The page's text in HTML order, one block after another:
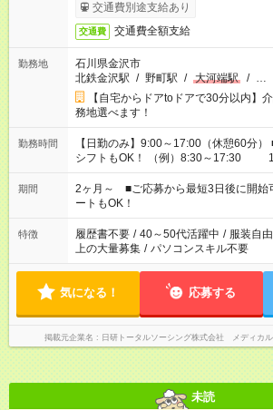
交通費別途支給あり
交通費 交通費全額支給
勤務地
石川県金沢市
北鉄金沢駅 / 野町駅 / 大河端駅 / …
【自宅からドアtoドアで30分以内】
務地選べます！
勤務時間
【日勤のみ】9:00～17:00（休憩60分） ■ご希望があればその他
シフトもOK！ （例）8:30～17:30
「家族とお休みを合わせたい」 「でき
など、あなたのご希望に沿ったお仕事をご
ーク希望の方へ 今ご覧のお仕事で希望
のお仕事の勤務時間。 合計で週40時間
ません
期間
2ヶ月～ ■ご応募から最短3日後に開
ートもOK！
特徴 履歴書不要 / 40～50代活躍中 / 服装自由
上の大量募集 / パソコンスキル不要
気になる！ 応募する
掲載元企業名 日研トータルソーシング株式会社 メディカ
未読